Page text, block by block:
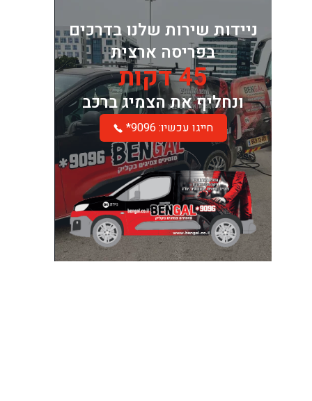
ניידות שירות שלנו בדרכים
בפריסה ארצית
45 דקות
ונחליף את הצמיג ברכב
*חייגו עכשיו: 9096